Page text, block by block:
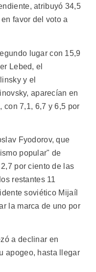
atribuyó 34,5
favor del voto a
lugar con 15,9
Lebed, el
y el
aparecían en
con 7,1, 6,7 y 6,5 por
Fyodorov, que
popular" de
por ciento de las
restantes 11
soviético Mijaíl
la marca de uno por
a declinar en
apogeo, hasta llegar